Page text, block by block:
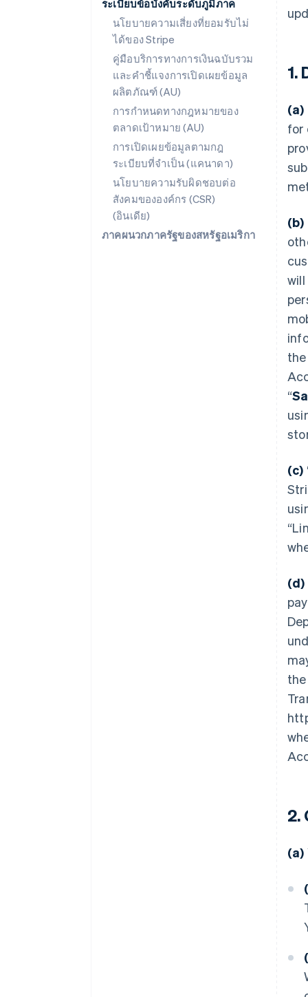
ระเบียบข้อบังคับระดับภูมิภาค
นโยบายความเสี่ยงที่ยอมรับไม่
ได้ของ Stripe
คู่มือบริการทางการเงินฉบับรวม
และคำชี้แจงการเปิดเผยข้อมูล
ผลิตภัณฑ์ (AU)
การกำหนดทางกฎหมายของ
ตลาดเป้าหมาย (AU)
การเปิดเผยข้อมูลตามกฎ
ระเบียบที่จำเป็น (แคนาดา)
นโยบายความรับผิดชอบต่อ
สังคมขององค์กร (CSR)
(อินเดีย)
ภาคผนวกภาครัฐของสหรัฐอเมริกา
1.
(a)
for
(b)
“
(c)
(d)
2.
(a)